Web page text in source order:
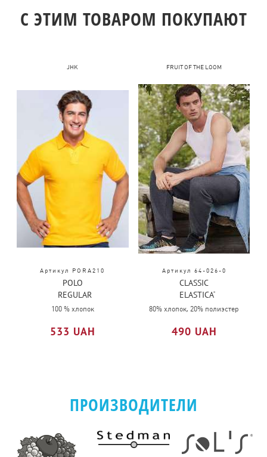
C ЭТИМ ТОВАРОМ ПОКУПАЮТ
JHK
Артикул PORA210
POLO
REGULAR
MAN
100 % хлопок
533 UAH
FRUIT OF THE LOOM
Артикул 64-026-0
CLASSIC
ELASTICATED
CUFF
PANTS
80% хлопок, 20% полиэстер
490 UAH
ПРОИЗВОДИТЕЛИ